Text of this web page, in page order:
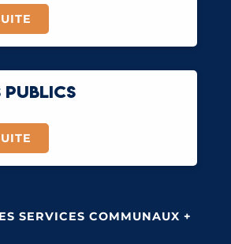
PUBLICS
SERVICES COMMUNAUX +